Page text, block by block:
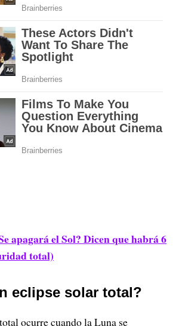
apagará el Sol? Dicen que habrá 6
total)
eclipse solar total?
ocurre cuando la Luna se